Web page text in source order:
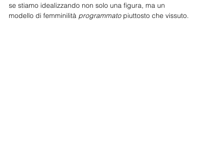
se stiamo idealizzando non solo una figura, ma un
modello di femminilità programmato piuttosto che vissuto.